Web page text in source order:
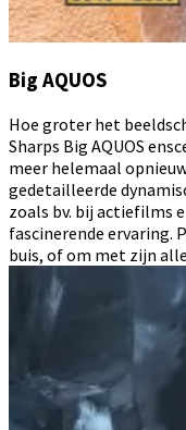
Big AQUOS
Hoe groter het
Sharps Big AQUOS
meer helemaal
gedetailleerde
zoals bv. bij actiefilms
fascinerende ervaring.
buis, of om met zijn